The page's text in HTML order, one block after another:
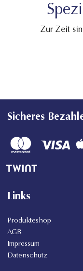
Zur Zeit
Sicheres
Links
Produkteshop
AGB
Impressum
Datenschutz